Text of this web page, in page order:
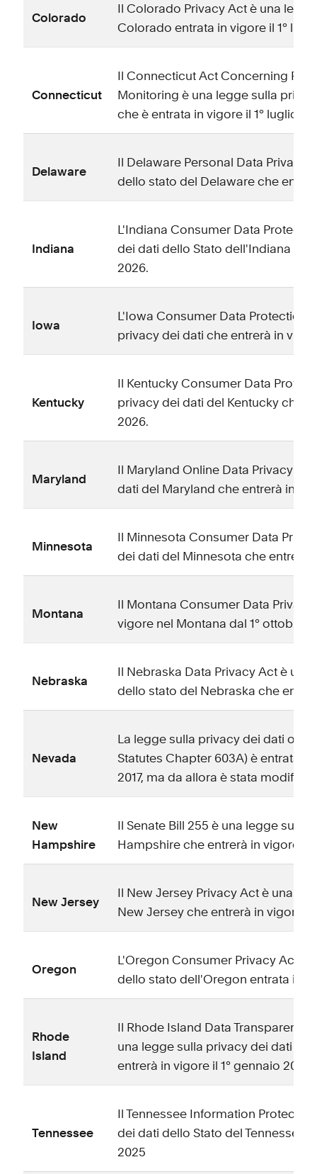
Colorado
Il Colorado Privacy Act è una
Colorado entrata in vigore il 1°
Connecticut
Il Connecticut Act Concerning
Monitoring è una legge sulla
che è entrata in vigore il 1° luglio
Delaware
Il Delaware Personal Data Privacy
dello stato del Delaware che
Indiana
L'Indiana Consumer Data
dei dati dello Stato dell'Indiana
2026.
Iowa
L'Iowa Consumer Data Protection
privacy dei dati che entrerà in
Kentucky
Il Kentucky Consumer Data
privacy dei dati del Kentucky che
2026.
Maryland
Il Maryland Online Data Privacy
dati del Maryland che entrerà in
Minnesota
Il Minnesota Consumer Data
dei dati del Minnesota che entrerà
Montana
Il Montana Consumer Data
vigore nel Montana dal 1° ottobre
Nebraska
Il Nebraska Data Privacy Act è
dello stato del Nebraska che
Nevada
La legge sulla privacy dei dati
Statutes Chapter 603A) è entrata
2017, ma da allora è stata
New
Hampshire
Il Senate Bill 255 è una legge
Hampshire che entrerà in vigore il
New Jersey
Il New Jersey Privacy Act è una
New Jersey che entrerà in vigore il
Oregon
L'Oregon Consumer Privacy Act è
dello stato dell'Oregon entrata in
Rhode
Island
Il Rhode Island Data
una legge sulla privacy dei dati
entrerà in vigore il 1° gennaio 2025.
Tennessee
Il Tennessee Information
dei dati dello Stato del Tennessee
2025